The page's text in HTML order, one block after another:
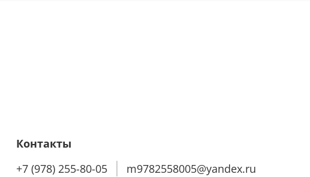
Контакты
+7 (978) 255-80-05
m9782558005@yandex.ru